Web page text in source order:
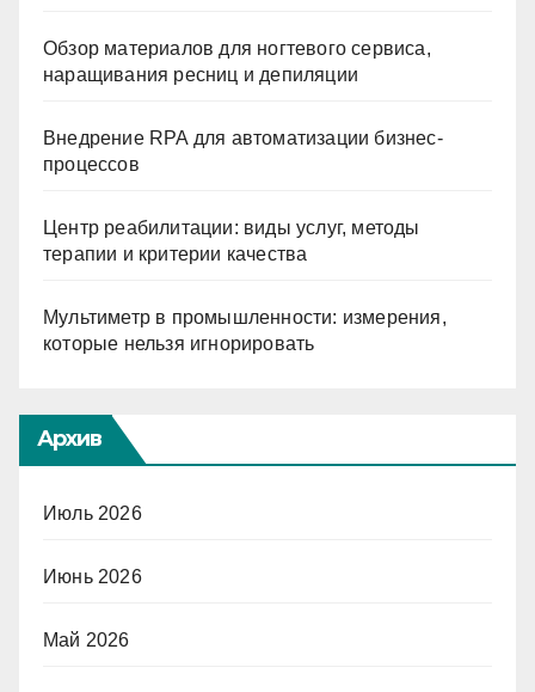
Обзор материалов для ногтевого сервиса,
наращивания ресниц и депиляции
Внедрение RPA для автоматизации бизнес-
процессов
Центр реабилитации: виды услуг, методы
терапии и критерии качества
Мультиметр в промышленности: измерения,
которые нельзя игнорировать
Архив
Июль 2026
Июнь 2026
Май 2026